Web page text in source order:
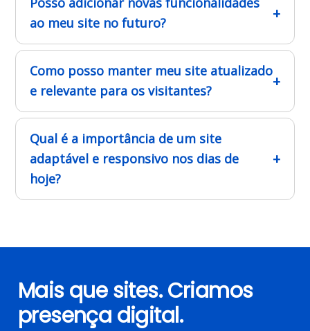
ao meu site no futuro?
Como posso manter meu site atualizado
e relevante para os visitantes?
Qual é a importância de um site
adaptável e responsivo nos dias de
hoje?
Mais que sites. Criamos
presença digital.